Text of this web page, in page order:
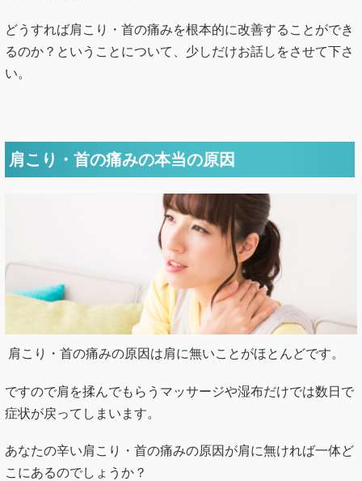
どうすれば肩こり・首の痛みを根本的に改善することができ
るのか？ということについて、少しだけお話しをさせて下さ
い。
肩こり・首の痛みの本当の原因
肩こり・首の痛みの原因は肩に無いことがほとんどです。
ですので肩を揉んでもらうマッサージや湿布だけでは数日で
症状が戻ってしまいます。
あなたの辛い肩こり・首の痛みの原因が肩に無ければ一体ど
こにあるのでしょうか？